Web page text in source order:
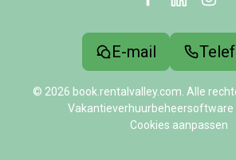
E-mail
© 2026 book.rentalvalley.com. Alle
Vakantieverhuurbeheersoftware
Cookies aanpassen